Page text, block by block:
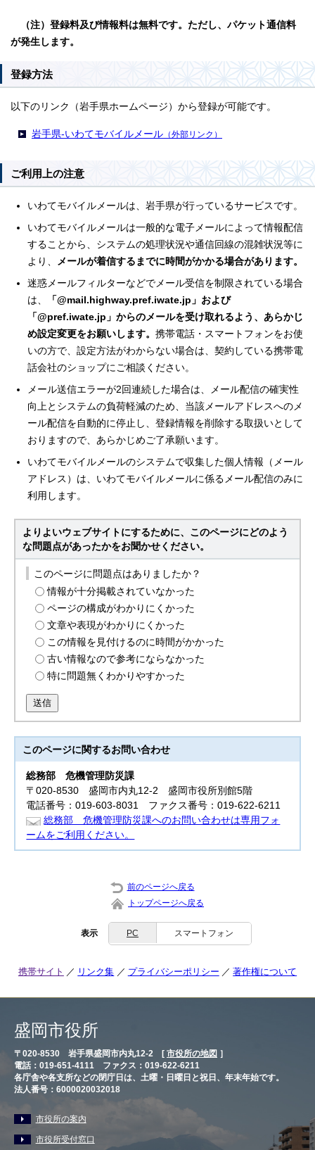
（注）登録料及び情報料は無料です。ただし、パケット通信料
が発生します。
登録方法
以下のリンク（岩手県ホームページ）から登録が可能です。
岩手県‐いわてモバイルメール （外部リンク）
ご利用上の注意
いわてモバイルメールは、岩手県が行っているサービスです。
いわてモバイルメールは一般的な電子メールによって情報配信
することから、システムの処理状況や通信回線の混雑状況等に
より、
メールが着信するまでに時間がかかる場合があります。
迷惑メールフィルターなどでメール受信を制限されている場合
は、
「@mail.highway.pref.iwate.jp」および
「@pref.iwate.jp」からのメールを受け取れるよう、あらかじ
め設定変更をお願いします。 携帯電話・スマートフォンをお使
いの方で、設定方法がわからない場合は、契約している携帯電
話会社のショップにご相談ください。
メール送信エラーが2回連続した場合は、メール配信の確実性
向上とシステムの負荷軽減のため、当該メールアドレスへのメ
ール配信を自動的に停止し、登録情報を削除する取扱いとして
おりますので、あらかじめご了承願います。
いわてモバイルメールのシステムで収集した個人情報（メール
アドレス）は、いわてモバイルメールに係るメール配信のみに
利用します。
よりよいウェブサイトにするために、このページにどのよう
な問題点があったかをお聞かせください。
このページに問題点はありましたか？
情報が十分掲載されていなかった
ページの構成がわかりにくかった
文章や表現がわかりにくかった
この情報を見付けるのに時間がかかった
古い情報なので参考にならなかった
特に問題無くわかりやすかった
送信
このページに関するお問い合わせ
総務部危機管理防災課
〒020-8530 盛岡市内丸12-2 盛岡市役所別館5階
電話番号：019-603-8031 ファクス番号：019-622-6211
総務部 危機管理防災課へのお問い合わせは専用フォ
ームをご利用ください。
前のページへ戻る
トップページへ戻る
表示 PC スマートフォン
携帯サイト リンク集 プライバシーポリシー 著作権について
盛岡市役所
〒020-8530 岩手県盛岡市内丸12-2 [ 市役所の地図 ］
電話：019-651-4111 ファクス：019-622-6211
各庁舎や各支所などの閉庁日は、土曜・日曜日と祝日、年末年始です。
法人番号：6000020032018
市役所の案内
市役所受付窓口